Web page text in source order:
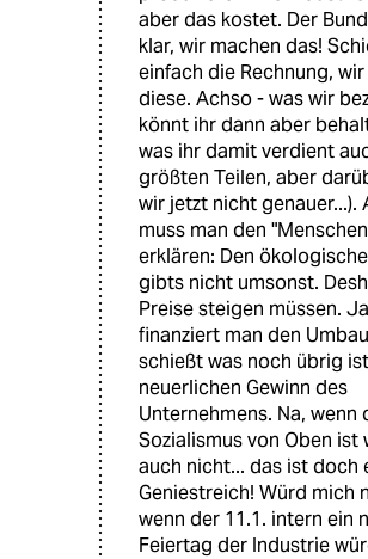
aber das kostet. Der
klar, wir machen das!
einfach die Rechnung,
diese. Achso - was wir
könnt ihr dann aber
was ihr damit verdient
größten Teilen, aber
wir jetzt nicht genauer...).
muss man den
erklären: Den
gibts nicht umsonst.
Preise steigen müssen.
finanziert man den
schießt was noch übrig
neuerlichen Gewinn des
Unternehmens. Na, wenn
Sozialismus von Oben ist
auch nicht... das ist doch
Geniestreich! Würd mich
wenn der 11.1. intern ein
Feiertag der Industrie